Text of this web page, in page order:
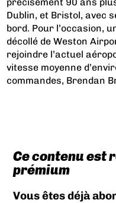
Dublin, et Bristol, avec
bord. Pour l’occasion,
décollé de Weston
rejoindre l’actuel
vitesse moyenne
commandes, Brendan
Ce contenu est
prémium
Vous êtes déjà